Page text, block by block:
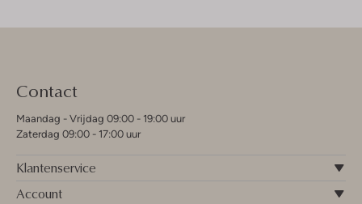
Contact
Maandag - Vrijdag 09:00 - 19:00 uur
Zaterdag 09:00 - 17:00 uur
Klantenservice
Account